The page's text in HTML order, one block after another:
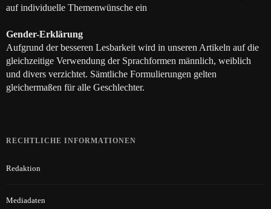
auf individuelle Themenwünsche ein
Gender-Erklärung
Aufgrund der besseren Lesbarkeit wird in unseren Artikeln auf die
gleichzeitige Verwendung der Sprachformen männlich, weiblich
und divers verzichtet. Sämtliche Formulierungen gelten
gleichermaßen für alle Geschlechter.
RECHTLICHE INFORMATIONEN
Redaktion
Mediadaten